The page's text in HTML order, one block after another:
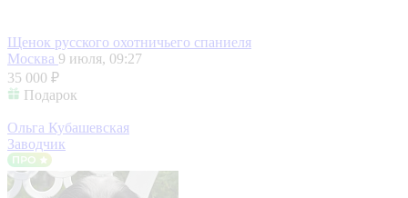
Щенок русского охотничьего спаниеля
Москва 9 июля, 09:27
35 000 ₽
Подарок
Ольга Кубашевская
Заводчик